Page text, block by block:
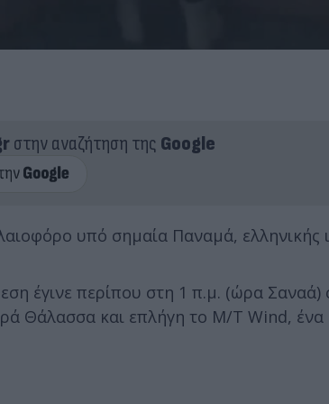
στην αναζήτηση της Google
υπό σημαία Παναμά, ελληνικής
έγινε περίπου στη 1 π.μ. (ώρα Σαναά)
Θάλασσα και επλήγη το M/T Wind, ένα